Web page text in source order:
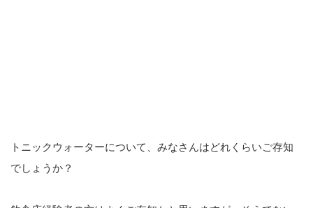
トニックウォーターについて、みなさんはどれくらいご存知
でしょうか？